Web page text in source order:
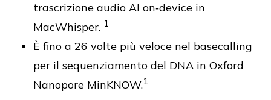
trascrizione audio AI on‑device in
MacWhisper. 1
È fino a 26 volte più veloce nel basecalling
per il sequenziamento del DNA in Oxford
Nanopore MinKNOW.1